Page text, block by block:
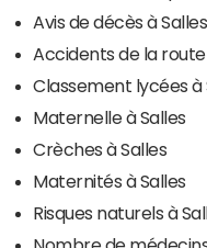
Avis de décès à Salles
Accidents de la route
Classement lycées à
Maternelle à Salles
Crèches à Salles
Maternités à Salles
Risques naturels à